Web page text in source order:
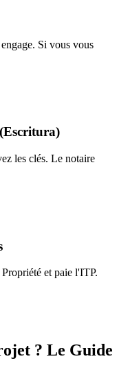
Si vous vous
les clés. Le notaire
et paie l'ITP.
? Le Guide